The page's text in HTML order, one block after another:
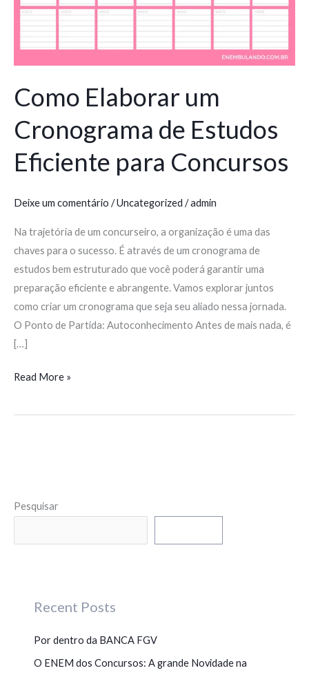
Como Elaborar um
Cronograma de Estudos
Eficiente para Concursos
Deixe um comentário /Uncategorized /admin
Na trajetória de um concurseiro, a organização é uma das
chaves para o sucesso. É através de um cronograma de
estudos bem estruturado que você poderá garantir uma
preparação eficiente e abrangente. Vamos explorar juntos
como criar um cronograma que seja seu aliado nessa jornada.
O Ponto de Partida: Autoconhecimento Antes de mais nada, é
[…]
para
Concursos
Read More »
Pesquisar
Recent Posts
Por dentro da BANCA FGV
O ENEM dos Concursos: A grande Novidade na